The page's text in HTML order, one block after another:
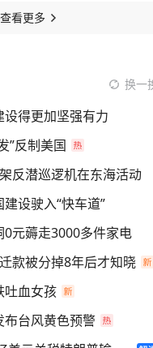
查看更多
换一
得更加坚强有力
”反制美国
反潜巡逻机在东海活动
设驶入“快车道”
0元薅走3000多件家电
款被分掉8年后才知晓
吐血女孩
布台风黄色预警